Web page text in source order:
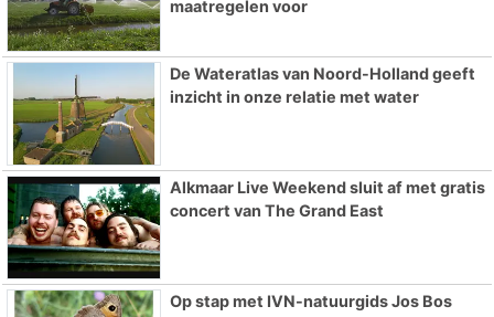
maatregelen voor
De Wateratlas van Noord-Holland geeft
inzicht in onze relatie met water
Alkmaar Live Weekend sluit af met gratis
concert van The Grand East
Op stap met IVN-natuurgids Jos Bos